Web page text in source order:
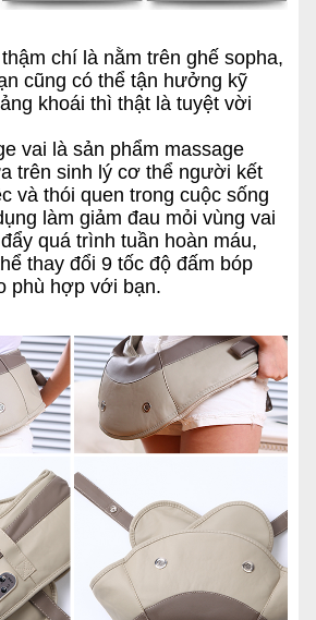
chí là nằm trên ghế sopha,
cũng có thể tận hưởng kỹ
khoái thì thật là tuyệt vời
là sản phẩm massage
trên sinh lý cơ thể người kết
và thói quen trong cuộc sống
làm giảm đau mỏi vùng vai
quá trình tuần hoàn máu,
thay đổi 9 tốc độ đấm bóp
phù hợp với bạn.